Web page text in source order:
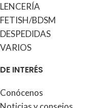
LENCERÍA
FETISH/BDSM
DESPEDIDAS
VARIOS
DE INTERÉS
Conócenos